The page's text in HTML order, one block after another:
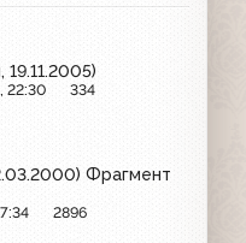
19.11.2005)
22:30 334
Фрагмент
2896